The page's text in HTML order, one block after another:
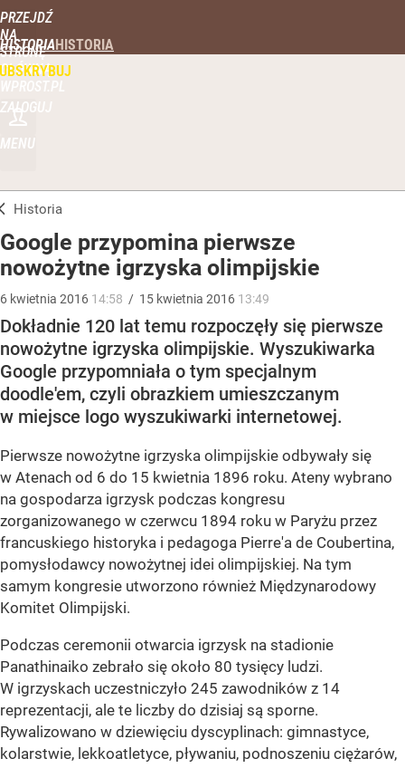
PRZEJDŹ
NA
STRONĘ
GŁÓWNĄ
WPROST.PL
HISTORIA
ZALOGUJ
MENU
Historia
Google przypomina pierwsze
nowożytne igrzyska olimpijskie
6 kwietnia 2016 14:58 / 15 kwietnia 2016 13:49
Dokładnie 120 lat temu rozpoczęły się pierwsze
nowożytne igrzyska olimpijskie. Wyszukiwarka
Google przypomniała o tym specjalnym
doodle'em, czyli obrazkiem umieszczanym
w miejsce logo wyszukiwarki internetowej.
Pierwsze nowożytne igrzyska olimpijskie odbywały się
w Atenach od 6 do 15 kwietnia 1896 roku. Ateny wybrano
na gospodarza igrzysk podczas kongresu
zorganizowanego w czerwcu 1894 roku w Paryżu przez
francuskiego historyka i pedagoga Pierre'a de Coubertina,
pomysłodawcy nowożytnej idei olimpijskiej. Na tym
samym kongresie utworzono również Międzynarodowy
Komitet Olimpijski.
Podczas ceremonii otwarcia igrzysk na stadionie
Panathinaiko zebrało się około 80 tysięcy ludzi.
W igrzyskach uczestniczyło 245 zawodników z 14
reprezentacji, ale te liczby do dzisiaj są sporne.
Rywalizowano w dziewięciu dyscyplinach: gimnastyce,
kolarstwie, lekkoatletyce, pływaniu, podnoszeniu ciężarów,